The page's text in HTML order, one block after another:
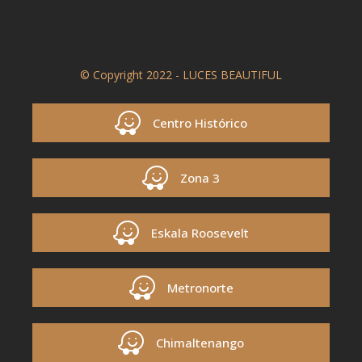
© Copyright 2022 - LUCES BEAUTIFUL
Centro Histórico
Zona 3
Eskala Roosevelt
Metronorte
Chimaltenango